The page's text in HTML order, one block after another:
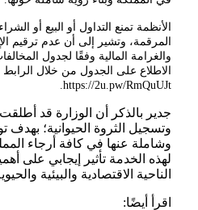
الأنظمة تمنع التداول أو البيع أو
المرقمة، وتشير إلى أن عدم ترقيم
والغرامة المالية وفقًا لجدول
الاطلاع على الجدول من خلال الرابط
جدير بالذكر أن الوزارة قد
وتسجيل الثروة الحيوانية؛ بهدف
وشاملة عنها في كافة أرجاء
لهذه الخدمة تأثير إيجابي على
الناحية الاقتصادية والبيئية
اقرأ أيضًا: